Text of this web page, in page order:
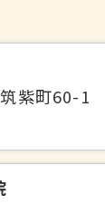
紫町60-1